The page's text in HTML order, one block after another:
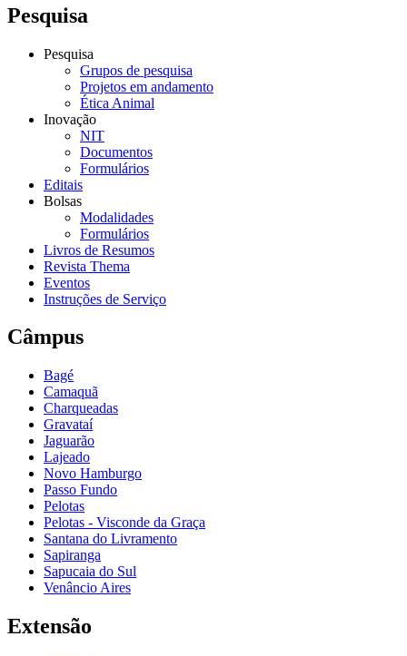
Pesquisa
Pesquisa
Grupos de pesquisa
Projetos em andamento
Ética Animal
Inovação
NIT
Documentos
Formulários
Editais
Bolsas
Modalidades
Formulários
Livros de Resumos
Revista Thema
Eventos
Instruções de Serviço
Câmpus
Bagé
Camaquã
Charqueadas
Gravataí
Jaguarão
Lajeado
Novo Hamburgo
Passo Fundo
Pelotas
Pelotas - Visconde da Graça
Santana do Livramento
Sapiranga
Sapucaia do Sul
Venâncio Aires
Extensão